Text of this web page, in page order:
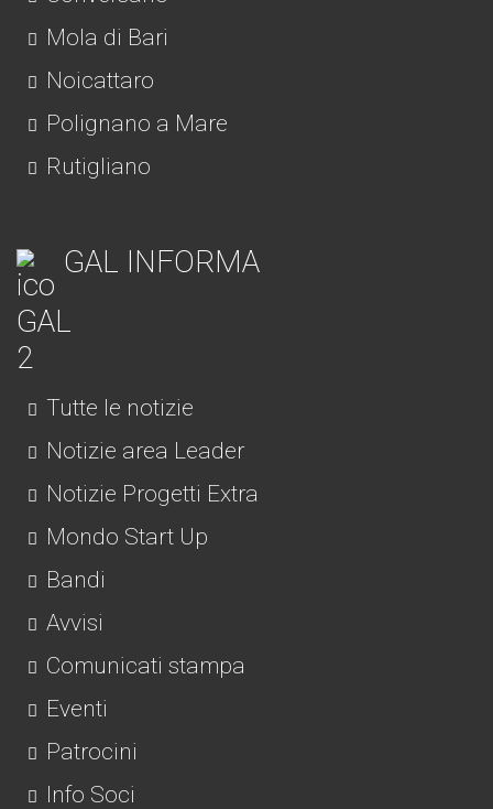
Mola di Bari
Noicattaro
Polignano a Mare
Rutigliano
GAL INFORMA
Tutte le notizie
Notizie area Leader
Notizie Progetti Extra
Mondo Start Up
Bandi
Avvisi
Comunicati stampa
Eventi
Patrocini
Info Soci